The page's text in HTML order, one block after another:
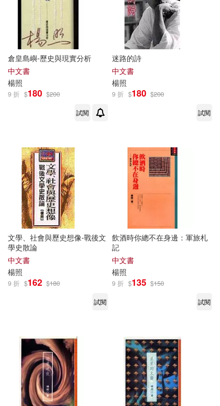
倉皇島嶼-歷史與現實分析
中文書
楊照
9 折 $180 $200
試閱
迷路的詩
中文書
楊照
9 折 $180 $200
試閱
文學、社會與歷史想像-戰後文
學史散論
中文書
楊照
9 折 $162 $180
試閱
飲酒時你總不在身邊：軍旅札
記
中文書
楊照
9 折 $135 $150
試閱